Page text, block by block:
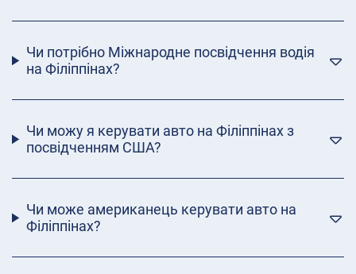
Чи потрібно Міжнародне посвідчення водія
на Філіппінах?
Чи можу я керувати авто на Філіппінах з
посвідченням США?
Чи може американець керувати авто на
Філіппінах?